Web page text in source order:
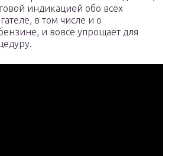
индикацией обо всех
в том числе и о
и вовсе упрощает для